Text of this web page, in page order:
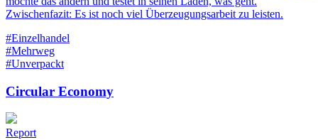
Zwischenfazit: Es ist noch viel Überzeugungsarbeit zu leisten.
#Einzelhandel
#Mehrweg
#Unverpackt
Circular Economy
Report